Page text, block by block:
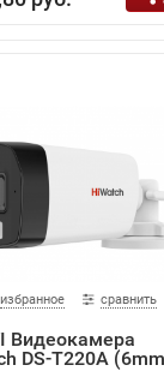
избранное сравнить
Видеокамера
DS-T220A